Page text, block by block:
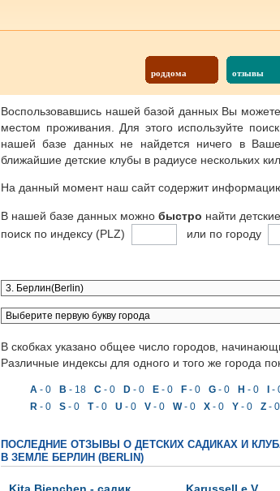
роддома отзывы
Воспользовавшись нашей базой данных Вы
местом проживания. Для этого используйте
нашей базе данных не найдется ничего в
ближайшие детские клубы в радиусе нескольких
На данный момент наш сайт содержит
В нашей базе данных можно быстро найти
поиск по индексу (PLZ)
или по городу
В скобках указано общее число городов,
Различные индексы для одного и того же города
A - 0 B - 18 C - 0 D - 0 E - 0 F - 0 G - 0 H - 0 I -
R - 0 S - 0 T- 0 U - 0 V - 0 W- 0 X - 0 Y - 0 Z - 0
ПОСЛЕДНИЕ ОТЗЫВЫ О ДЕТСКИХ САДИКАХ И
В ЗЕМЛЕ БЕРЛИН (BERLIN)
Kita Bienchen - садик
Karussell e.V.